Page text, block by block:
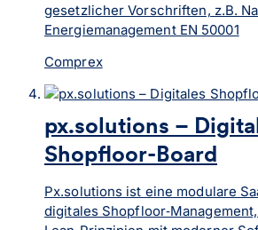
gesetzlicher Vorschriften, z.B.
Energiemanagement EN 50001
Comprex
px.solutions –
Shopfloor-Board
Px.solutions ist eine modulare
digitales